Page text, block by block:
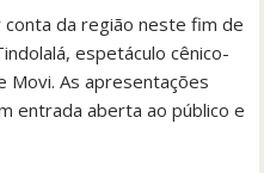
conta da região neste fim de
espetáculo cênico-
Movi. As apresentações
entrada aberta ao público e